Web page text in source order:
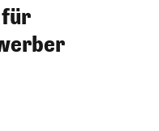
für